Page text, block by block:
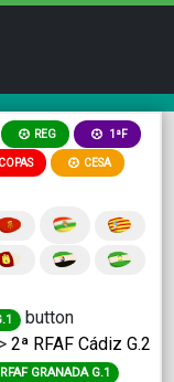
REG 1ªF
COPAS CESA
button
2ª RFAF Cádiz G.2
GRANADA G.1